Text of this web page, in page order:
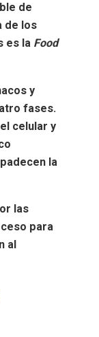
de
de los
es la Food
y
fases.
celular y
la
las
para
al